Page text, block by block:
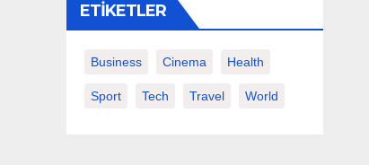
ETIKETLER
Business Cinema Health
Sport Tech Travel World